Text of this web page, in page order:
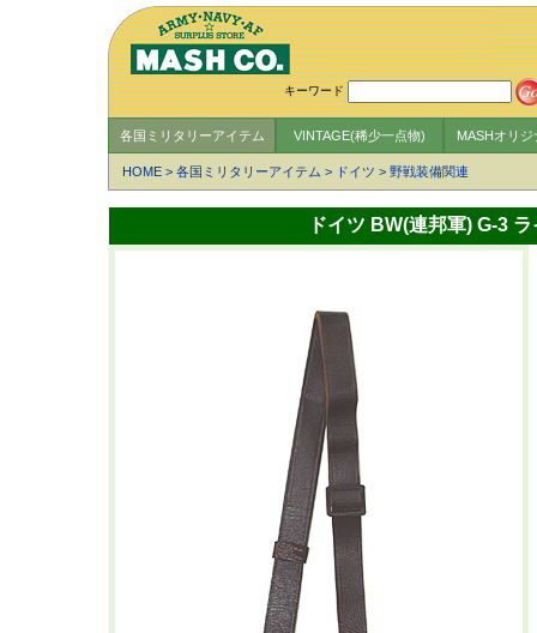
キーワード
各国ミリタリーアイテム VINTAGE(稀少一点物) MASHオリ
HOME > 各国ミリタリーアイテム > ドイツ > 野戦装備関連
ドイツ BW(連邦軍) G-3